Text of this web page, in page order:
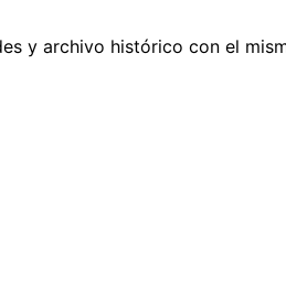
y archivo histórico con el